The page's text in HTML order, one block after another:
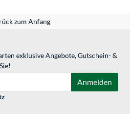
zum Anfang
exklusive Angebote, Gutschein- &
Anmelden